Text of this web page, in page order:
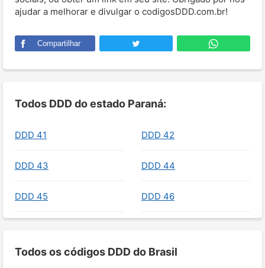
ajudar a melhorar e divulgar o codigosDDD.com.br!
Compartilhar
Todos DDD do estado Paraná:
DDD 41 DDD 42
DDD 43 DDD 44
DDD 45 DDD 46
Todos os códigos DDD do Brasil